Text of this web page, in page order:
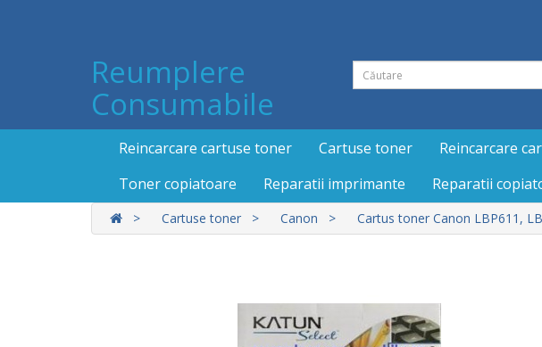
Reumplere
Consumabile
Reincarcare cartuse toner Cartuse toner Reincarcare
Toner copiatoare
Reparatii imprimante Reparatii
Cartuse toner Canon Cartus toner Canon LBP611,